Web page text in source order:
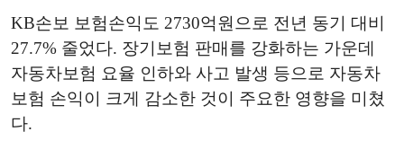
KB손보 보험손익도 2730억원으로 전년 동기 대비
27.7% 줄었다. 장기보험 판매를 강화하는 가운데
자동차보험 요율 인하와 사고 발생 등으로 자동차
보험 손익이 크게 감소한 것이 주요한 영향을 미쳤
다.